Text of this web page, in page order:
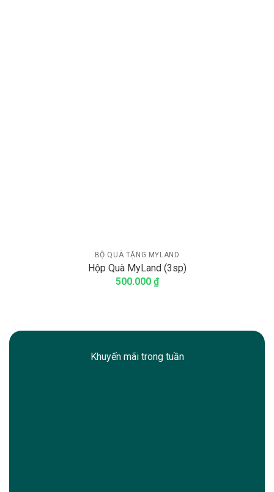
BỘ QUÀ TẶNG MYLAND
Hộp Quà MyLand (3sp)
500.000 ₫
Khuyến mãi trong tuần